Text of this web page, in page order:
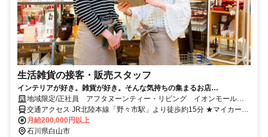
生活雑貨の接客・販売スタッフ
インテリアが好き。雑貨が好き。そんな気持ちの集まるお店
★Afternoon Tea LIVING
地域限定/正社員 アフタヌーンティー・リビング イオンモール白
山
交通アクセス JR北陸本線「野々市駅」より徒歩約15分 ★マイカー通
勤OK
月給200,000円以上
石川県白山市